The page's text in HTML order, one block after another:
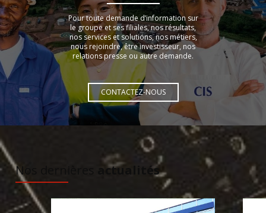
Pour toute demande d’information sur
le groupe et ses filiales, nos résultats,
nos services et solutions, nos métiers,
nous rejoindre, être investisseur, nos
relations presse ou autre demande.
CONTACTEZ-NOUS
Nos dernières actualités